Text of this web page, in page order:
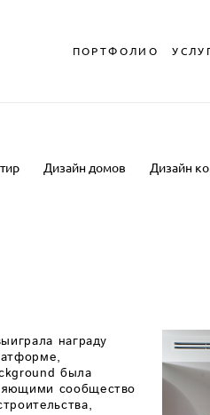
ПОРТФОЛИО
ПОРТФОЛИО
Дизайн домов Дизайн
награду
была
сообщество